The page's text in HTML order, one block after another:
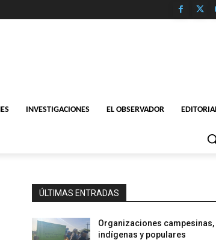
INVESTIGACIONES EL OBSERVADOR
ÚLTIMAS ENTRADAS
Organizaciones campesinas,
indígenas y populares